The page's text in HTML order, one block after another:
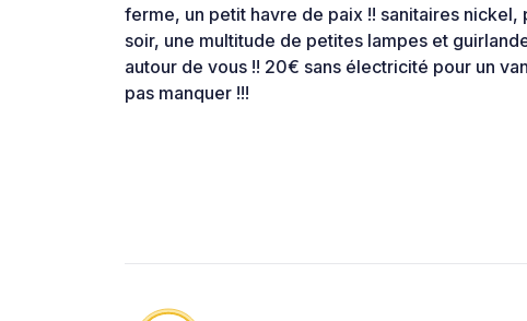
ferme, un petit havre de paix !! sanitaires nickel,
soir, une multitude de petites lampes et
autour de vous !! 20€ sans électricité pour un
pas manquer !!!